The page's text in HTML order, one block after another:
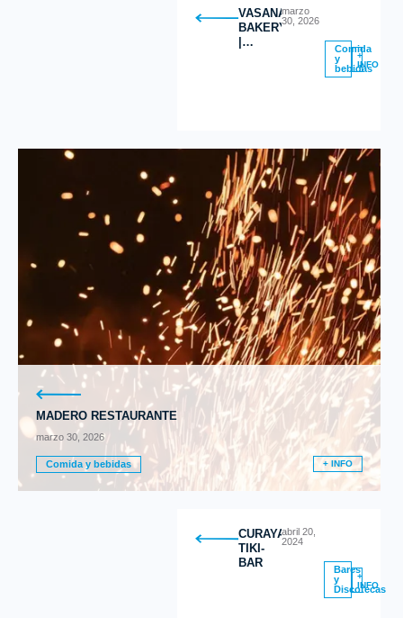
VASANA
BAKERY
marzo
30, 2026
Comida
y
bebidas
+
INFO
MADERO RESTAURANTE
marzo 30, 2026
Comida y bebidas + INFO
CURAYACU
TIKI-
BAR
abril 20,
2024
Bares
y
Discotecas
+
INFO